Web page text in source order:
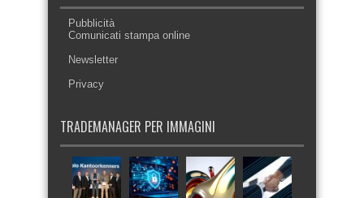
Pubblicità
Comunicati stampa online
Newsletter
Privacy
TRADEMANAGER PER IMMAGINI